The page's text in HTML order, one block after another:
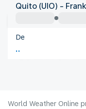
Alemania
Frankfurt
Alemania
Duración del
Quito (UIO) -
De
World Weather Online